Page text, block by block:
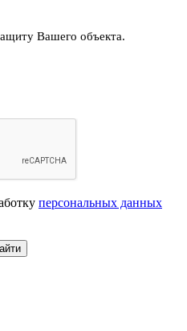
Вашего объекта.
персональных данных